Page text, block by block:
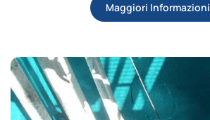
Maggiori Informazioni